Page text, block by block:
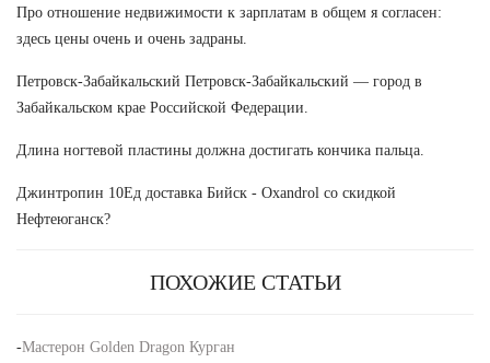
Про отношение недвижимости к зарплатам в общем я согласен:
здесь цены очень и очень задраны.
Петровск-Забайкальский Петровск-Забайкальский — город в
Забайкальском крае Российской Федерации.
Длина ногтевой пластины должна достигать кончика пальца.
Джинтропин 10Ед доставка Бийск - Oxandrol со скидкой
Нефтеюганск?
ПОХОЖИЕ СТАТЬИ
-Мастерон Golden Dragon Курган